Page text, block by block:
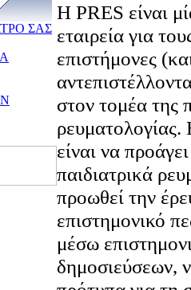
ΣΑΣ
Η PRES είναι
εταιρεία για
επιστήμονες
στον τομέα της
είναι να
παιδιατρικά
προωθεί την
επιστημονικό
μέσω
δημοσιεύσεων,